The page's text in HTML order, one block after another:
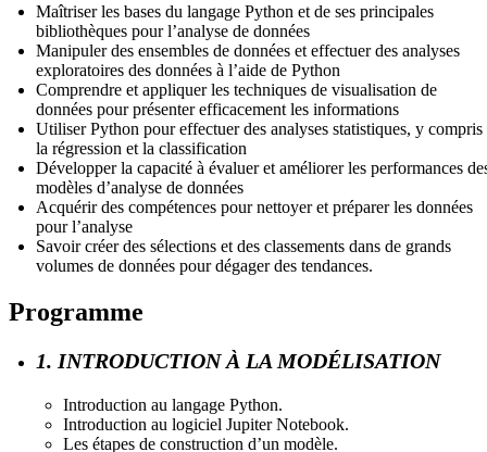
Maîtriser les bases du langage Python et de ses principales
bibliothèques pour l’analyse de données
Manipuler des ensembles de données et effectuer des analyses
exploratoires des données à l’aide de Python
Comprendre et appliquer les techniques de visualisation de
données pour présenter efficacement les informations
Utiliser Python pour effectuer des analyses statistiques, y compris
la régression et la classification
Développer la capacité à évaluer et améliorer les performances
modèles d’analyse de données
Acquérir des compétences pour nettoyer et préparer les données
pour l’analyse
Savoir créer des sélections et des classements dans de grands
volumes de données pour dégager des tendances.
Programme
1. INTRODUCTION À LA MODÉLISATION
Introduction au langage Python.
Introduction au logiciel Jupiter Notebook.
Les étapes de construction d’un modèle.